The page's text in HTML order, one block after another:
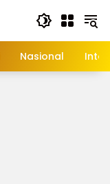
Nasional